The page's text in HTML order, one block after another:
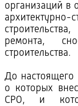
организаций в
архитектурно-
ремонта,
строительства.
До настоящего
о которых
СРО, и